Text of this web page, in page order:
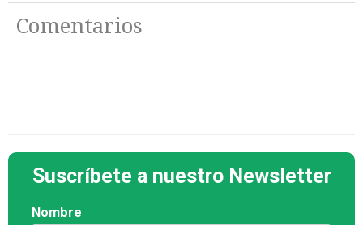
Comentarios
Suscríbete a nuestro Newsletter
Nombre